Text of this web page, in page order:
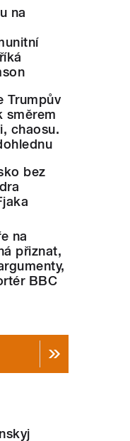
na
Trumpův
směrem
chaosu.
bez
na
přiznat,
BBC